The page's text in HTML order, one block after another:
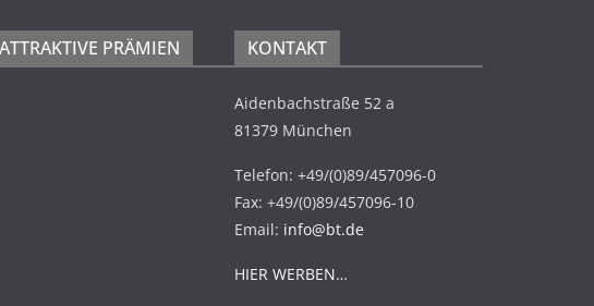
ATTRAKTIVE PRÄMIEN KONTAKT
Aidenbachstraße 52 a
81379 München
Telefon: +49/(0)89/457096-0
Fax: +49/(0)89/457096-10
Email: info@bt.de
HIER WERBEN…